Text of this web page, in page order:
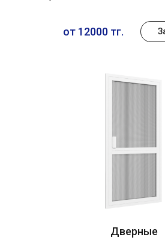
Дверные
от 12000 тг.